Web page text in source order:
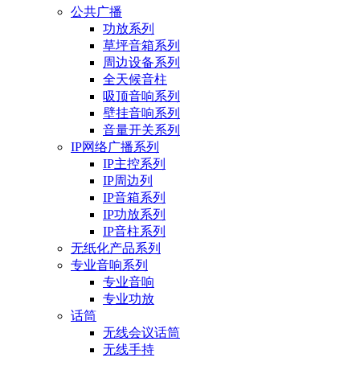
公共广播
功放系列
草坪音箱系列
周边设备系列
全天候音柱
吸顶音响系列
壁挂音响系列
音量开关系列
IP网络广播系列
IP主控系列
IP周边列
IP音箱系列
IP功放系列
IP音柱系列
无纸化产品系列
专业音响系列
专业音响
专业功放
话筒
无线会议话筒
无线手持